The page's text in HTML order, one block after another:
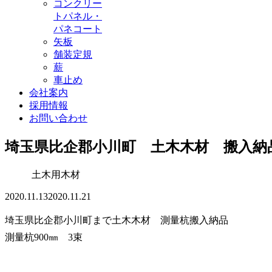
コンクリー
トパネル・
パネコート
矢板
舗装定規
薪
車止め
会社案内
採用情報
お問い合わせ
埼玉県比企郡小川町 土木木材 搬入納
土木用木材
2020.11.132020.11.21
埼玉県比企郡小川町まで土木木材 測量杭搬入納品
測量杭900㎜ 3束